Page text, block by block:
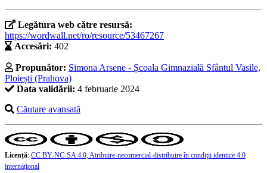
Legătura web către resursă:
https://wordwall.net/ro/resource/53467267
Accesări: 402
Propunător: Simona Arsene - Școala Gimnazială Sfântul Vasile,
Ploiești (Prahova)
Data validării: 4 februarie 2024
Căutare avansată
Licență: CC BY-NC-SA 4.0, Atribuire-necomercial-distribuire în condiţii identice 4.0
internațional